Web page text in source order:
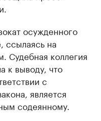
осужденного
ссылаясь на
Судебная коллегия
к выводу, что
с
является
содеянному.